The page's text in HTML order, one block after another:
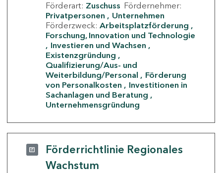
Förderart: Zuschuss Fördernehmer:
Privatpersonen
Unternehmen
Förderzweck: Arbeitsplatzförderung
Forschung, Innovation und Technologie
Investieren und Wachsen
Existenzgründung
Qualifizierung/Aus- und
Weiterbildung/Personal
Förderung
von Personalkosten
Investitionen in
Sachanlagen und Beratung
Unternehmensgründung
Förderrichtlinie Regionales
Wachstum